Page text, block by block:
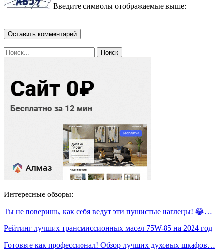
Введите символы отображаемые выше:
Интересные обзоры:
Ты не поверишь, как себя ведут эти пушистые наглецы! 😂…
Рейтинг лучших трансмиссионных масел 75W-85 на 2024 год
Готовьте как профессионал! Обзор лучших духовых шкафов…